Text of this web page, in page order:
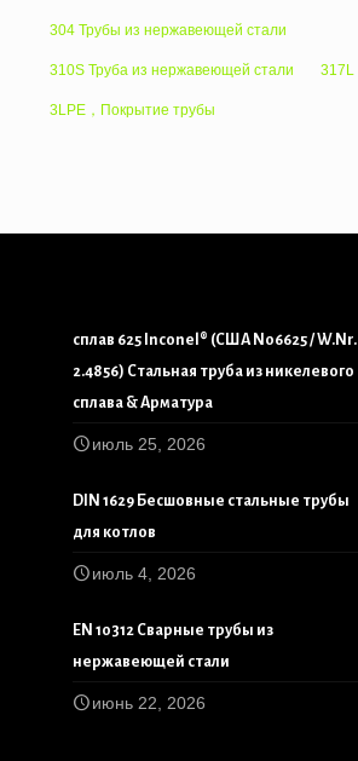
304 Трубы из нержавеющей стали
310S Труба из нержавеющей стали 317L
3LPE，Покрытие трубы
сплав 625 Inconel® (США N06625 / W.Nr.
2.4856) Стальная труба из никелевого
сплава & Арматура
июль 25, 2026
DIN 1629 Бесшовные стальные трубы
для котлов
июль 4, 2026
EN 10312 Сварные трубы из
нержавеющей стали
июнь 22, 2026